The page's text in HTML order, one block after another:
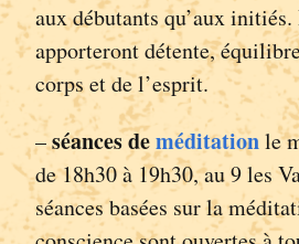
aux débutants qu’aux
apporteront détente,
corps et de l’esprit.
–séances deméditationle
de 18h30 à 19h30, au 9 les
séances basées sur la